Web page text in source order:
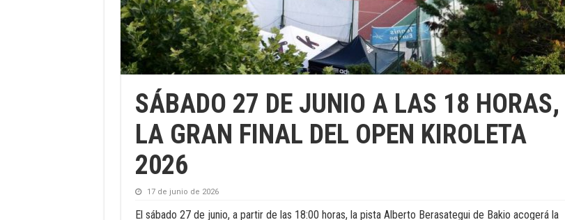
SÁBADO 27 DE JUNIO A LAS 18 HORAS,
LA GRAN FINAL DEL OPEN KIROLETA
2026
17 de junio de 2026
El sábado 27 de junio, a partir de las 18:00 horas, la pista Alberto Berasategui de Bakio acogerá la